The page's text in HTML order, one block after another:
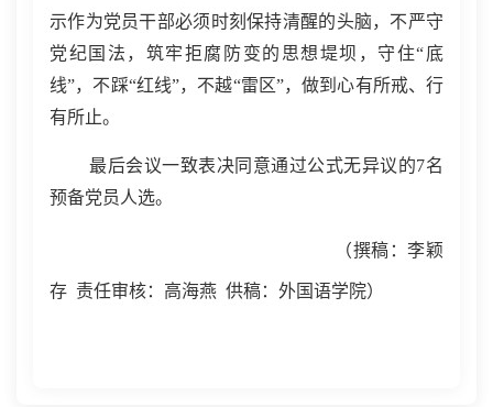
示作为党员干部必须时刻保持清醒的头脑，不严守
党纪国法，筑牢拒腐防变的思想堤坝，守住“底
线”，不踩“红线”，不越“雷区”，做到心有所戒、行
有所止。
最后会议一致表决同意通过公式无异议的7名
预备党员人选。
（撰稿：李颖
存 责任审核：高海燕 供稿：外国语学院）